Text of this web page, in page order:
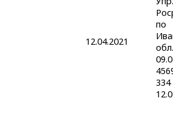
12.04.2021
по
334